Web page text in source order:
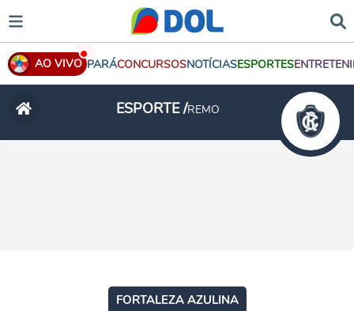
AO VIVO PARÁCONCURSOSNOTÍCIASESPORTES
ESPORTE /REMO
FORTALEZA AZULINA